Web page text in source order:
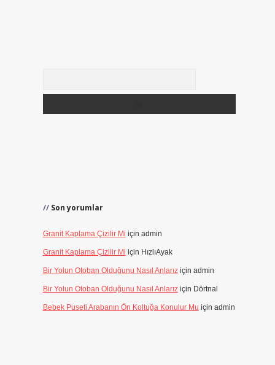
Son yorumlar
Granit Kaplama Çizilir Mi için admin
Granit Kaplama Çizilir Mi için HızlıAyak
Bir Yolun Otoban Olduğunu Nasıl Anlarıziçin admin
Bir Yolun Otoban Olduğunu Nasıl Anlarıziçin Dörtnal
Bebek Puseti Arabanın Ön Koltuğa Konulur Mu için admin